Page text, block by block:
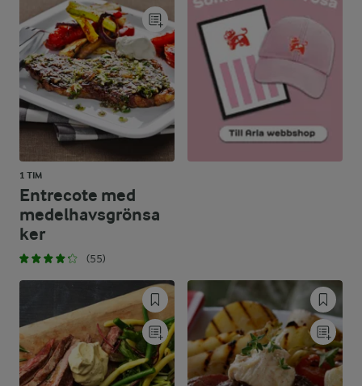
1 TIM
Entrecote med
medelhavsgrönsa
ker
(55)